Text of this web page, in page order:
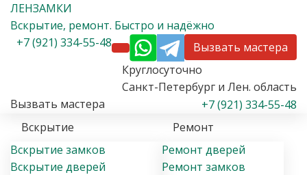
ЛЕНЗАМКИ
Вскрытие, ремонт. Быстро и надёжно
Вызвать мастера
+7 (921) 334-55-48
Круглосуточно
Санкт-Петербург и Лен. область
Вызвать мастера
+7 (921) 334-55-48
Вскрытие
Вскрытие замков
Вскрытие дверей
Ремонт
Ремонт дверей
Ремонт замков